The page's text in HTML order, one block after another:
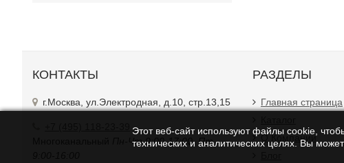
КОНТАКТЫ
г.Москва, ул.Электродная, д.10, стр.13,15
Пн-Чт 9:00-17:00. Пт
РАЗДЕЛЫ
Главная страница
О Компании
Этот веб-сайт используют файлы cookie,
технических и аналитических целях. Вы